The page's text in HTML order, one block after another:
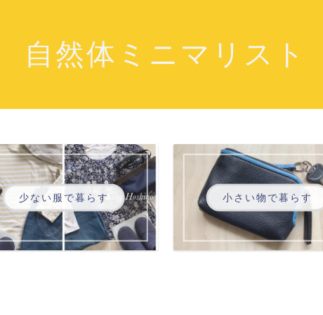
自然体ミニマリスト
少ない服で暮らす 小さい物で暮らす